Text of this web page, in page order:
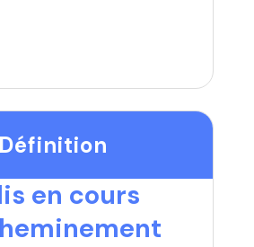
Définition
en cours